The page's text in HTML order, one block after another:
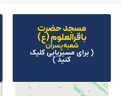
مسجد حضرت
باقرالعلوم (ع)
شعبه پسران
( برای مسیریابی کلیک
کنید )